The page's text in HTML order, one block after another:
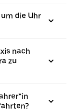
die Uhr
nach
zu